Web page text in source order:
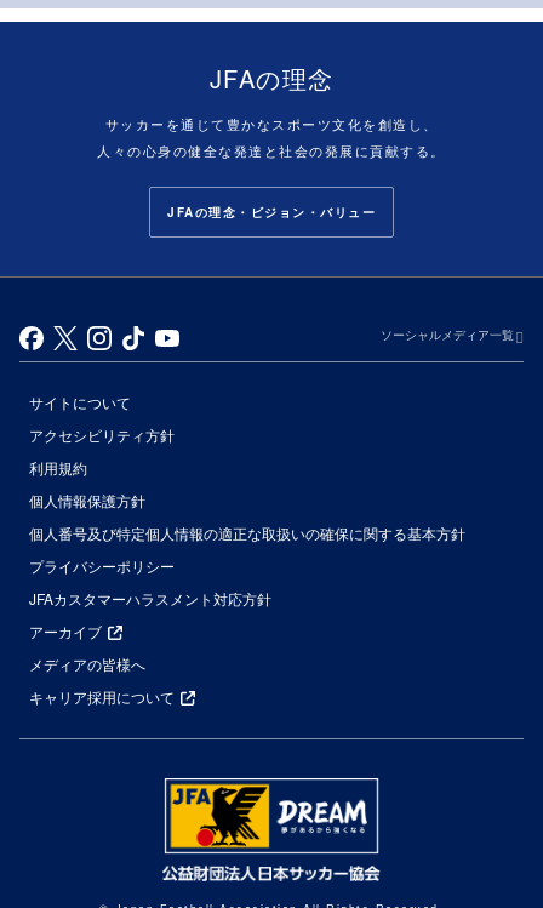
JFAの理念
サッカーを通じて豊かなスポーツ文化を創造し、
人々の心身の健全な発達と社会の発展に貢献する。
JFAの理念・ビジョン・バリュー
ソーシャルメディア一覧
サイトについて
アクセシビリティ方針
利用規約
個人情報保護方針
個人番号及び特定個人情報の適正な取扱いの確保に関する基本方針
プライバシーポリシー
JFAカスタマーハラスメント対応方針
アーカイブ
メディアの皆様へ
キャリア採用について